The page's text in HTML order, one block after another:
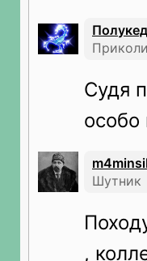
Судя
особо
Шутник
,